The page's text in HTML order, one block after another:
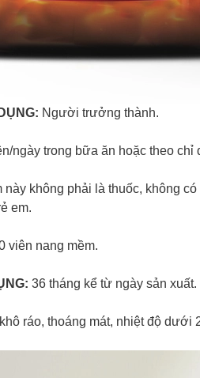
Người trưởng thành.
ngày trong bữa ăn hoặc theo chỉ
không phải là thuốc, không
em.
viên nang mềm.
36 tháng kể từ ngày sản
ráo, thoáng mát, nhiệt độ dưới